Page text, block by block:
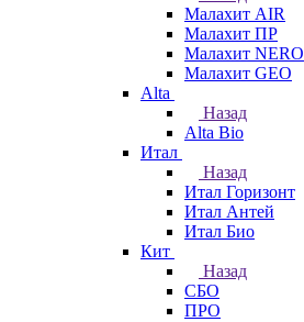
Малахит AIR
Малахит ПР
Малахит NERO
Малахит GEO
Alta
Назад
Alta Bio
Итал
Назад
Итал Горизонт
Итал Антей
Итал Био
Кит
Назад
СБО
ПРО